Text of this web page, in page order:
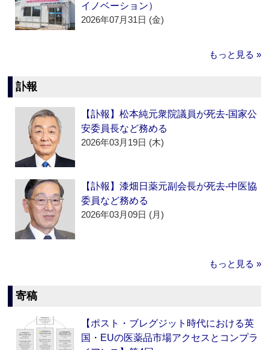
イノベーション）
2026年07月31日 (金)
もっと見る »
訃報
【訃報】松本純元衆院議員が死去‐国家公
安委員長など務める
2026年03月19日 (木)
【訃報】漆畑日薬元副会長が死去‐中医協
委員など務める
2026年03月09日 (月)
もっと見る »
寄稿
【ポスト・ブレグジット時代における英
国・EUの医薬品市場アクセスとコンプラ